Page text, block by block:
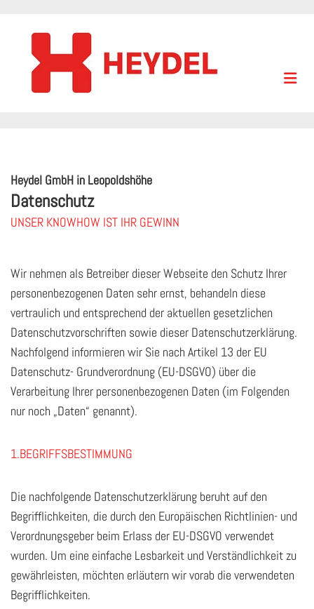
Heydel GmbH in Leopoldshöhe
Datenschutz
UNSER KNOWHOW IST IHR GEWINN
Wir nehmen als Betreiber dieser Webseite den Schutz Ihrer
personenbezogenen Daten sehr ernst, behandeln diese
vertraulich und entsprechend der aktuellen gesetzlichen
Datenschutzvorschriften sowie dieser Datenschutzerklärung.
Nachfolgend informieren wir Sie nach Artikel 13 der EU
Datenschutz- Grundverordnung (EU-DSGVO) über die
Verarbeitung Ihrer personenbezogenen Daten (im Folgenden
nur noch „Daten“ genannt).
1.BEGRIFFSBESTIMMUNG
Die nachfolgende Datenschutzerklärung beruht auf den
Begrifflichkeiten, die durch den Europäischen Richtlinien- und
Verordnungsgeber beim Erlass der EU-DSGVO verwendet
wurden. Um eine einfache Lesbarkeit und Verständlichkeit zu
gewährleisten, möchten erläutern wir vorab die verwendeten
Begrifflichkeiten.